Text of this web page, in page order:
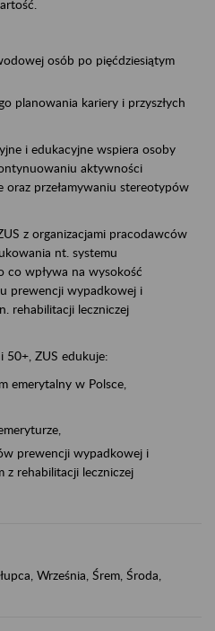
osób po pięćdziesiątym
planowania kariery i przyszłych
i edukacyjne wspiera osoby
aktywności
przełamywaniu stereotypów
z organizacjami pracodawców
nt. systemu
co wpływa na wysokość
prewencji wypadkowej i
rehabilitacji leczniczej
ZUS edukuje:
emerytalny w Polsce,
prewencji wypadkowej i
rehabilitacji leczniczej
Września, Śrem, Środa,